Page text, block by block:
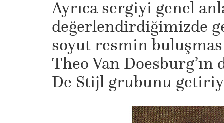
Ayrıca sergiyi genel
değerlendirdiğimizde
soyut resmin
Theo Van Doesburg’ın
De Stijl grubunu